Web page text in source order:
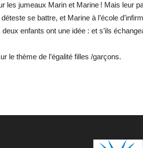
les jumeaux Marin et Marine ! Mais leur
déteste se battre, et Marine à l’école
enfants ont une idée : et s’ils
le thème de l’égalité filles /garçons.